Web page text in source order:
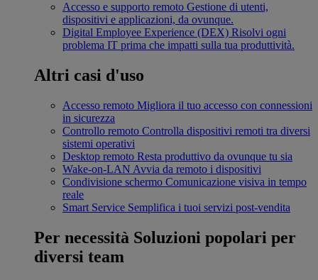
Accesso e supporto remoto Gestione di utenti,
dispositivi e applicazioni, da ovunque.
Digital Employee Experience (DEX) Risolvi ogni
problema IT prima che impatti sulla tua produttività.
Altri casi d'uso
Accesso remoto Migliora il tuo accesso con connessioni
in sicurezza
Controllo remoto Controlla dispositivi remoti tra diversi
sistemi operativi
Desktop remoto Resta produttivo da ovunque tu sia
Wake-on-LAN Avvia da remoto i dispositivi
Condivisione schermo Comunicazione visiva in tempo
reale
Smart Service Semplifica i tuoi servizi post-vendita
Per necessità Soluzioni popolari per
diversi team